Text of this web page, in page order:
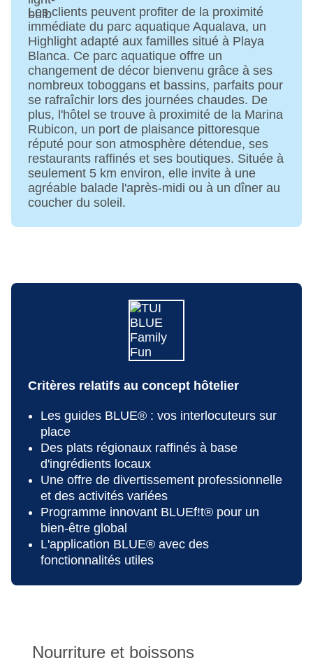
l'établissement
Jardin, terrasse sur le toit, terrasse ensoleillée
Piscines : 7
Piscine « PRINCIPAL » : Outdoor, eau douce,
fond en pente douce, chauffée de novembre à
mars, transats, parasols
Piscine sportive de 25 m : Outdoor, eau douce,
fond en pente douce, transats, parasols
Piscine pour enfants : Outdoor, eau douce, fond
en pente douce, toboggan aquatique, transats,
parasols
Relaxpool « PISCINE COUVERTE » : gratuite,
Indoor, eau douce, eau thermale, fond en pente
transats, parasols
Piscine « PISCINA FASE 1 » : Outdoor, eau
douce, transats, parasols
Piscine pour enfants « SPLASH » : Outdoor, eau
douce, fond en pente douce, transats, parasols
Whirlpool: payant, Indoor, dans l'espace bien-être
Serviettes de bain : gratuites, comprises dans la
formule « tout compris »
Boutique de souvenirs, galerie marchande,
supérette
Médecin : Langues : anglais, espagnol
Internet : Wi-Fi, dans tout l'hôtel (complexe) :
gratuit
Borne Internet : gratuit
Laverie : payante, paiement en espèces
Modes de paiement : TUI Card / VISA,
MasterCard, American Express, carte
EC/Maestro
Possibilités de stationnement : parking (selon
les annexes : 1, nombre d'appartements : 299
Les clients peuvent profiter de la proximité
immédiate du parc aquatique Aqualava, un
Highlight adapté aux familles situé à Playa
Blanca. Ce parc aquatique offre un
changement de décor bienvenu grâce à ses
nombreux toboggans et bassins, parfaits pour
se rafraîchir lors des journées chaudes. De
plus, l'hôtel se trouve à proximité de la Marina
Rubicon, un port de plaisance pittoresque
réputé pour son atmosphère détendue, ses
restaurants raffinés et ses boutiques. Située à
seulement 5 km environ, elle invite à une
agréable balade l'après-midi ou à un dîner au
coucher du soleil.
Critères relatifs au concept hôtelier
Les guides BLUE® : vos interlocuteurs sur
place
Des plats régionaux raffinés à base
d'ingrédients locaux
Une offre de divertissement professionnelle
et des activités variées
Programme innovant BLUEf!t® pour un
bien-être global
L'application BLUE® avec des
fonctionnalités utiles
Nourriture et boissons